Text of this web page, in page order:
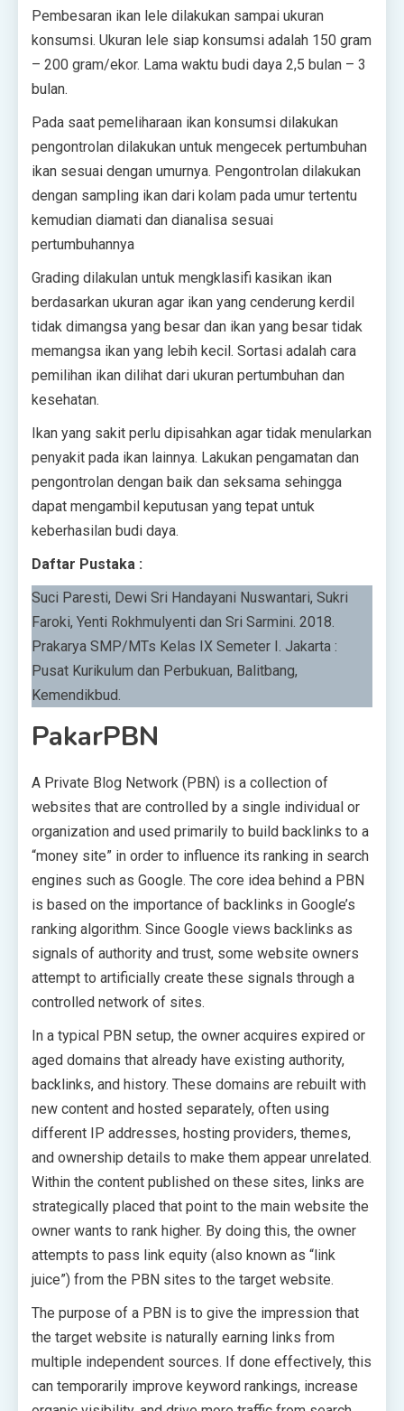
Pembesaran ikan lele dilakukan sampai ukuran
konsumsi. Ukuran lele siap konsumsi adalah 150 gram
– 200 gram/ekor. Lama waktu budi daya 2,5 bulan – 3
bulan.
Pada saat pemeliharaan ikan konsumsi dilakukan
pengontrolan dilakukan untuk mengecek pertumbuhan
ikan sesuai dengan umurnya. Pengontrolan dilakukan
dengan sampling ikan dari kolam pada umur tertentu
kemudian diamati dan dianalisa sesuai
pertumbuhannya
Grading dilakulan untuk mengklasifi kasikan ikan
berdasarkan ukuran agar ikan yang cenderung kerdil
tidak dimangsa yang besar dan ikan yang besar tidak
memangsa ikan yang lebih kecil. Sortasi adalah cara
pemilihan ikan dilihat dari ukuran pertumbuhan dan
kesehatan.
Ikan yang sakit perlu dipisahkan agar tidak menularkan
penyakit pada ikan lainnya. Lakukan pengamatan dan
pengontrolan dengan baik dan seksama sehingga
dapat mengambil keputusan yang tepat untuk
keberhasilan budi daya.
Daftar Pustaka :
Suci Paresti, Dewi Sri Handayani Nuswantari, Sukri
Faroki, Yenti Rokhmulyenti dan Sri Sarmini. 2018.
Prakarya SMP/MTs Kelas IX Semeter I. Jakarta :
Pusat Kurikulum dan Perbukuan, Balitbang,
Kemendikbud.
PakarPBN
A Private Blog Network (PBN) is a collection of
websites that are controlled by a single individual or
organization and used primarily to build backlinks to a
“money site” in order to influence its ranking in search
engines such as Google. The core idea behind a PBN
is based on the importance of backlinks in Google’s
ranking algorithm. Since Google views backlinks as
signals of authority and trust, some website owners
attempt to artificially create these signals through a
controlled network of sites.
In a typical PBN setup, the owner acquires expired or
aged domains that already have existing authority,
backlinks, and history. These domains are rebuilt with
new content and hosted separately, often using
different IP addresses, hosting providers, themes,
and ownership details to make them appear unrelated.
Within the content published on these sites, links are
strategically placed that point to the main website the
owner wants to rank higher. By doing this, the owner
attempts to pass link equity (also known as “link
juice”) from the PBN sites to the target website.
The purpose of a PBN is to give the impression that
the target website is naturally earning links from
multiple independent sources. If done effectively, this
can temporarily improve keyword rankings, increase